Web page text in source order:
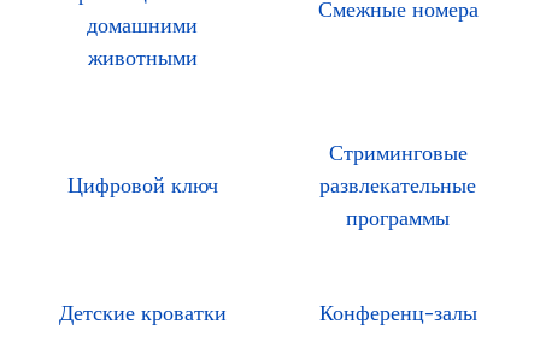
домашними
животными
Смежные номера
Цифровой ключ
Стриминговые
развлекательные
программы
Детские кроватки Конференц-залы